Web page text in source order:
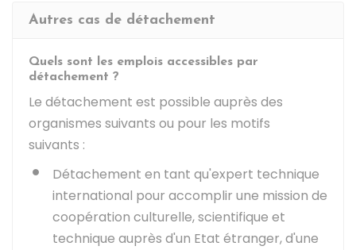
Autres cas de détachement
Quels sont les emplois accessibles par
détachement ?
Le détachement est possible auprès des
organismes suivants ou pour les motifs
suivants :
Détachement en tant qu'expert technique
international pour accomplir une mission de
coopération culturelle, scientifique et
technique auprès d'un Etat étranger, d'une